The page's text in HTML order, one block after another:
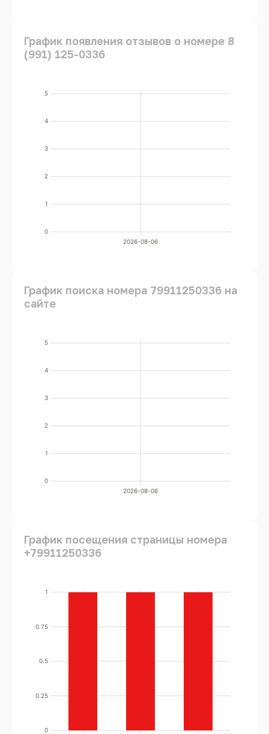
График появления отзывов о номере 8
(991) 125-0336
0
1
2
3
4
5
2026-08-06
График поиска номера 79911250336 на
сайте
0
1
2
3
4
5
2026-08-06
График посещения страницы номера
+79911250336
0
0.25
0.5
0.75
1